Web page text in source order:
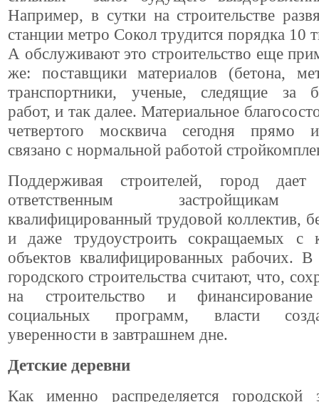
Например, в сутки на строительстве
станции метро Сокол трудится порядка 10
А обслуживают это строительство еще
же: поставщики материалов (бетона,
транспортники, ученые, следящие за
работ, и так далее. Материальное
четвертого москвича сегодня прямо
связано с нормальной работой
Поддерживая строителей, город дает
ответственным застройщикам
квалифицированный трудовой коллектив,
и даже трудоустроить сокращаемых с
объектов квалифицированных рабочих. В
городского строительства считают, что,
на строительство и
социальных программ, власти
уверенности в завтрашнем дне.
Детские деревни
Как именно распределяется городской